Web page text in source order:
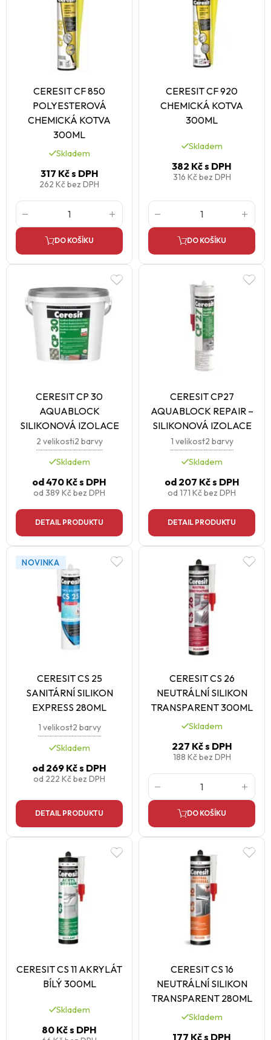
CERESIT CF 850
POLYESTEROVÁ
CHEMICKÁ KOTVA
300ML
Skladem
317 Kčs DPH
262 Kčbez DPH
DO KOŠÍKU
CERESIT CF 920
CHEMICKÁ KOTVA
300ML
Skladem
382 Kčs DPH
316 Kčbez DPH
DO KOŠÍKU
CERESIT CP 30
AQUABLOCK
SILIKONOVÁ IZOLACE
2 velikosti2 barvy
Skladem
od470 Kčs DPH
od 389 Kčbez DPH
DETAIL PRODUKTU
CERESIT CP27
AQUABLOCK REPAIR –
SILIKONOVÁ IZOLACE
1 velikost2 barvy
Skladem
od207 Kčs DPH
od 171 Kčbez DPH
DETAIL PRODUKTU
NOVINKA
CERESIT CS 25
SANITÁRNÍ SILIKON
EXPRESS 280ML
1 velikost2 barvy
Skladem
od 269 Kčs DPH
od 222 Kčbez DPH
DETAIL PRODUKTU
CERESIT CS 26
NEUTRÁLNÍ SILIKON
TRANSPARENT 300ML
Skladem
227 Kčs DPH
188 Kčbez DPH
DO KOŠÍKU
CERESIT CS 11 AKRYLÁT
BÍLÝ 300ML
Skladem
80 Kčs DPH
CERESIT CS 16
NEUTRÁLNÍ SILIKON
TRANSPARENT 280ML
Skladem
177 Kčs DPH